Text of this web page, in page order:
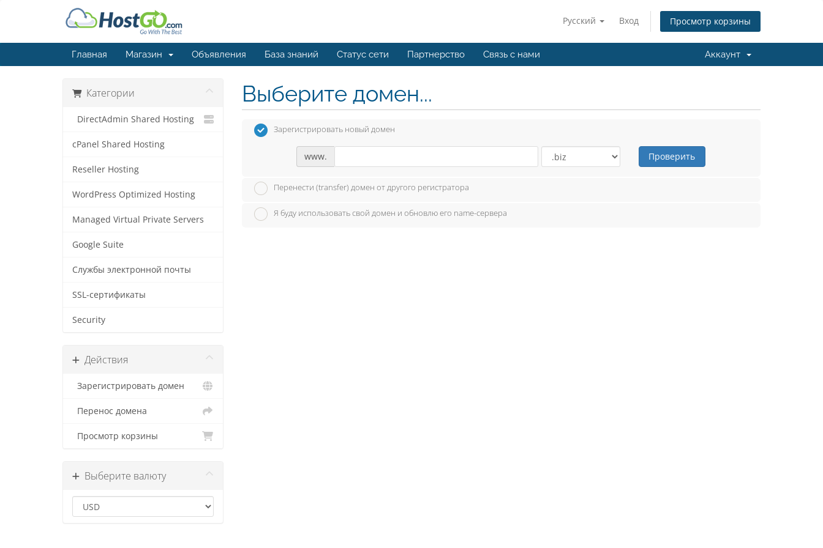
Русский Вход Просмотр корзины
Главная Магазин Объявления База знаний Статус сети Партнерство Связь с нами Аккаунт
Категории
DirectAdmin Shared Hosting
cPanel Shared Hosting
Reseller Hosting
WordPress Optimized Hosting
Managed Virtual Private Servers
Google Suite
Службы электронной почты
SSL-сертификаты
Security
Действия
Зарегистрировать домен
Перенос домена
Просмотр корзины
Выберите валюту
Выберите домен...
Зарегистрировать новый домен
www. Проверить
Перенести (transfer) домен от другого регистратора
Я буду использовать свой домен и обновлю его name-сервера